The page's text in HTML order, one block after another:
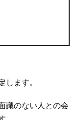
します。
識のない人との会